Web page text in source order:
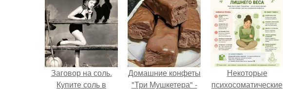
Заговор на соль.
Купите соль в
Домашние конфеты
"Три Мушкетера" -
Некоторые
психосоматические